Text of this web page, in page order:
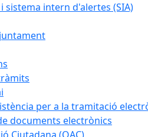
sistema intern d'alertes (SIA)
per a la tramitació
documents electrònics